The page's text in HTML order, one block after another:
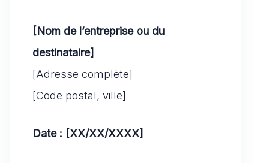
[Nom de l’entreprise ou du
destinataire]
[Adresse complète]
[Code postal, ville]
Date : [XX/XX/XXXX]